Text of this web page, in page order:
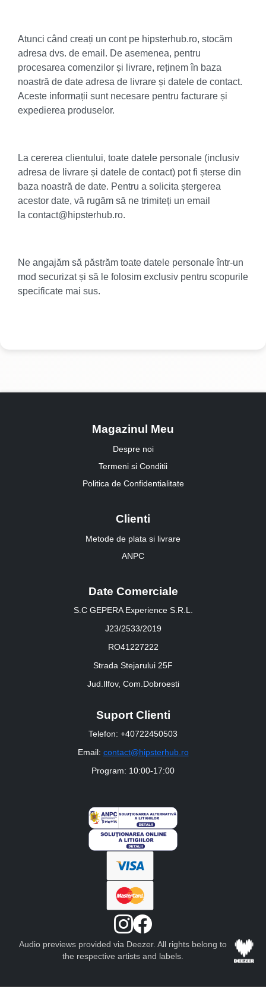
Atunci când creați un cont pe hipsterhub.ro, stocăm
adresa dvs. de email. De asemenea, pentru
procesarea comenzilor și livrare, reținem în baza
noastră de date adresa de livrare și datele de contact.
Aceste informații sunt necesare pentru facturare și
expedierea produselor.
La cererea clientului, toate datele personale (inclusiv
adresa de livrare și datele de contact) pot fi șterse din
baza noastră de date. Pentru a solicita ștergerea
acestor date, vă rugăm să ne trimiteți un email
la contact@hipsterhub.ro.
Ne angajăm să păstrăm toate datele personale într-un
mod securizat și să le folosim exclusiv pentru scopurile
specificate mai sus.
Magazinul Meu
Despre noi
Termeni si Conditii
Politica de Confidentialitate
Clienti
Metode de plata si livrare
ANPC
Date Comerciale
S.C GEPERA Experience S.R.L.
J23/2533/2019
RO41227222
Strada Stejarului 25F
Jud.Ilfov, Com.Dobroesti
Suport Clienti
Telefon: +40722450503
Email: contact@hipsterhub.ro
Program: 10:00-17:00
Audio previews provided via Deezer. All rights belong to
the respective artists and labels.